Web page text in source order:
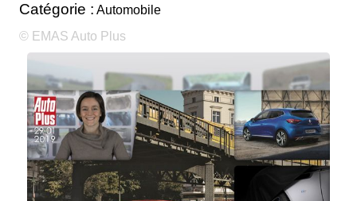
Catégorie : Automobile
© EMAS Auto Plus